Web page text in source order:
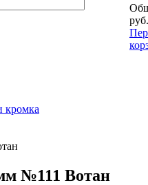
руб.
кромка
№111 Вотан